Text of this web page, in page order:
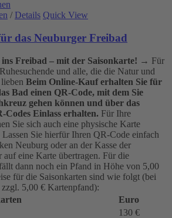
/ Details Quick View
das Neuburger Freibad
Freibad – mit der Saisonkarte! → Für
und alle, die die Natur und
Beim Online-Kauf erhalten Sie für
Bad einen QR-Code, mit dem Sie
gehen können und über das
Codes Einlass erhalten. Für Ihre
Sie sich auch eine physische Karte
Lassen Sie hierfür Ihren QR-Code einfach
Neuburg oder an der Kasse der
auf eine Karte übertragen. Für die
dann noch ein Pfand in Höhe von 5,00
für die Saisonkarten sind wie folgt (bei
5,00 € Kartenpfand):
Euro
130 €